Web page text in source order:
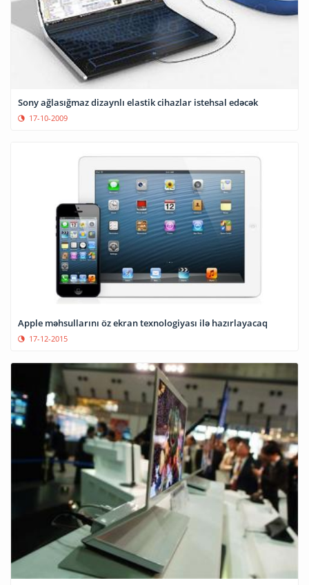
Sony ağlasığmaz dizaynlı elastik cihazlar istehsal edəcək
17-10-2009
Apple məhsullarını öz ekran texnologiyası ilə hazırlayacaq
17-12-2015